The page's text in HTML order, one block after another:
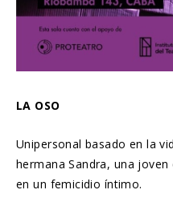
LA OSO
Unipersonal basado en la
hermana Sandra, una
en un femicidio íntimo.